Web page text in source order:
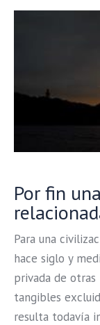
Por fin
Para una
hace siglo y
privada de
tangibles
resulta todavía